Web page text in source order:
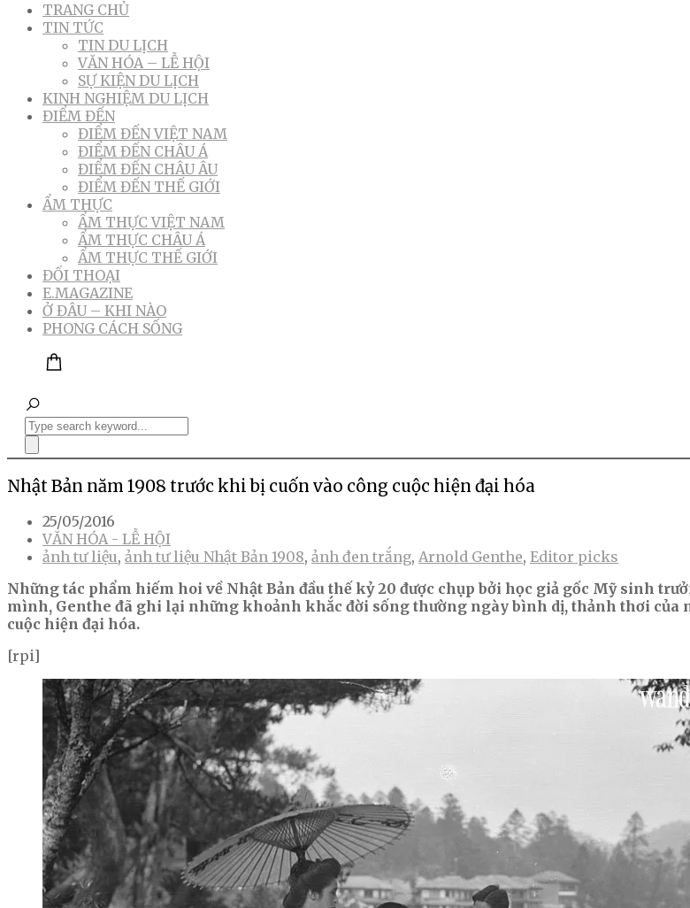
TRANG CHỦ
TIN TỨC
TIN DU LỊCH
VĂN HÓA – LỄ HỘI
SỰ KIỆN DU LỊCH
KINH NGHIỆM DU LỊCH
ĐIỂM ĐẾN
ĐIỂM ĐẾN VIỆT NAM
ĐIỂM ĐẾN CHÂU Á
ĐIỂM ĐẾN CHÂU ÂU
ĐIỂM ĐẾN THẾ GIỚI
ẨM THỰC
ẨM THỰC VIỆT NAM
ẨM THỰC CHÂU Á
ẨM THỰC THẾ GIỚI
ĐỐI THOẠI
E.MAGAZINE
Ở ĐÂU – KHI NÀO
PHONG CÁCH SỐNG
Nhật Bản năm 1908 trước khi bị cuốn vào công cuộc hiện đại hóa
25/05/2016
VĂN HÓA - LỄ HỘI
ảnh tư liệu, ảnh tư liệu Nhật Bản 1908, ảnh đen trắng, Arnold Genthe, Editor picks
Những tác phẩm hiếm hoi về Nhật Bản đầu thế kỷ 20 được chụp bởi học giả gốc Mỹ sinh
mình, Genthe đã ghi lại những khoảnh khắc đời sống thường ngày bình dị, thảnh thơi của
cuộc hiện đại hóa.
[rpi]